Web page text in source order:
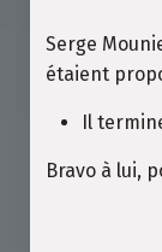
Serge
étaient
Il
Bravo à lui,